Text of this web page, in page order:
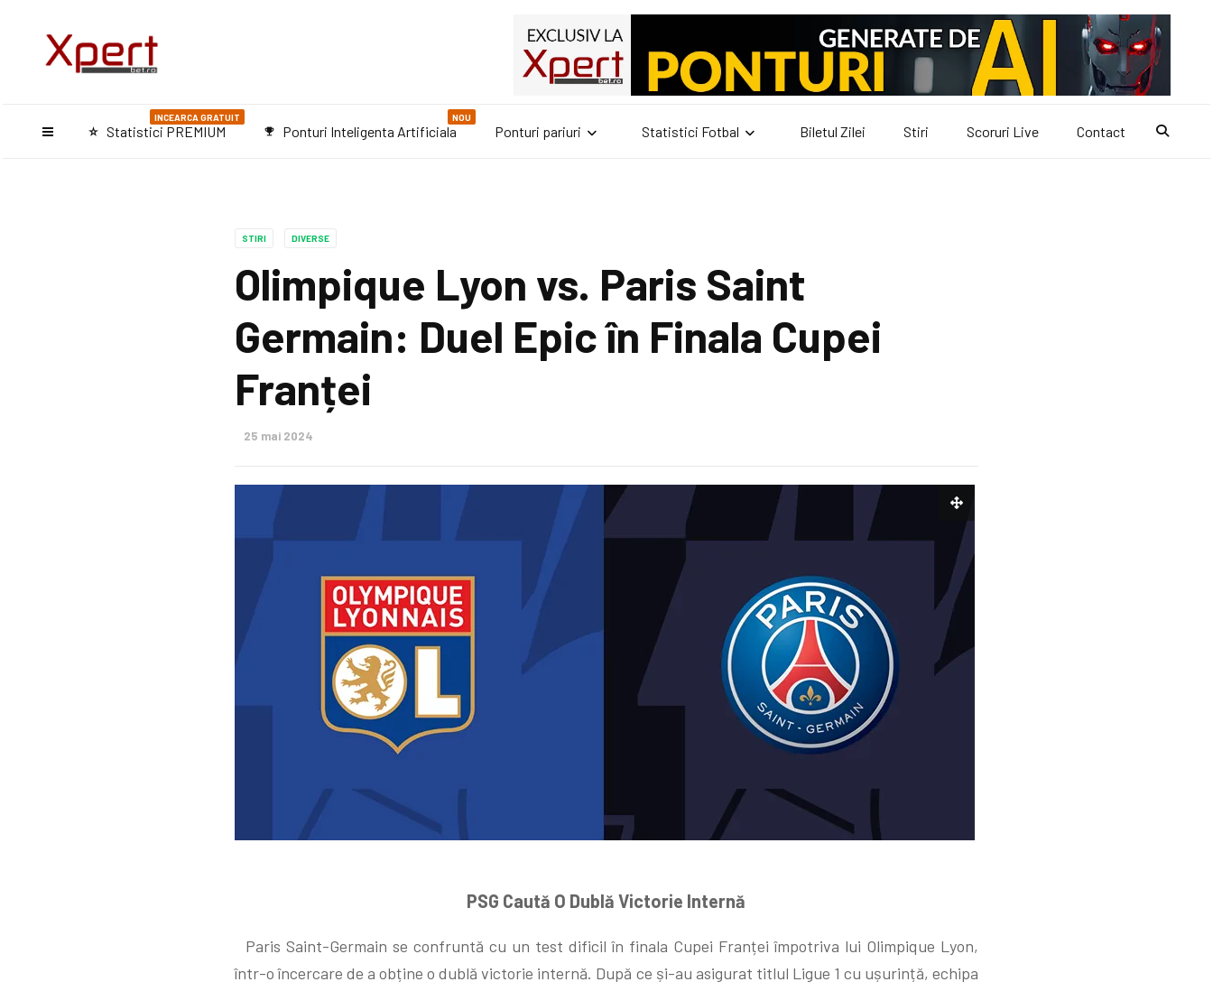
star_purple500 Statistici PREMIUM
INCEARCA GRATUIT
emoji_events Ponturi Inteligenta Artificiala
NOU
Ponturi pariuri Statistici Fotbal Biletul Zilei Stiri Scoruri Live Contact
STIRI DIVERSE
Olimpique Lyon vs. Paris Saint
Germain: Duel Epic în Finala Cupei
Franței
25 mai 2024
PSG Caută O Dublă Victorie Internă
Paris Saint-Germain se confruntă cu un test dificil în finala Cupei Franței împotriva lui Olimpique Lyon,
într-o încercare de a obține o dublă victorie internă. După ce și-au asigurat titlul Ligue 1 cu ușurință, echipa